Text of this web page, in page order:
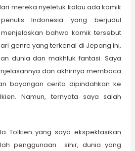
mereka nyeletuk kalau ada komik
Indonesia yang berjudul
bahwa komik tersebut
genre yang terkenal di Jepang ini,
dunia dan makhluk fantasi. Saya
dan akhirnya membaca
bayangan cerita dipindahkan ke
Namun, ternyata saya salah
Tolkien yang saya ekspektasikan
penggunaan sihir, dunia yang